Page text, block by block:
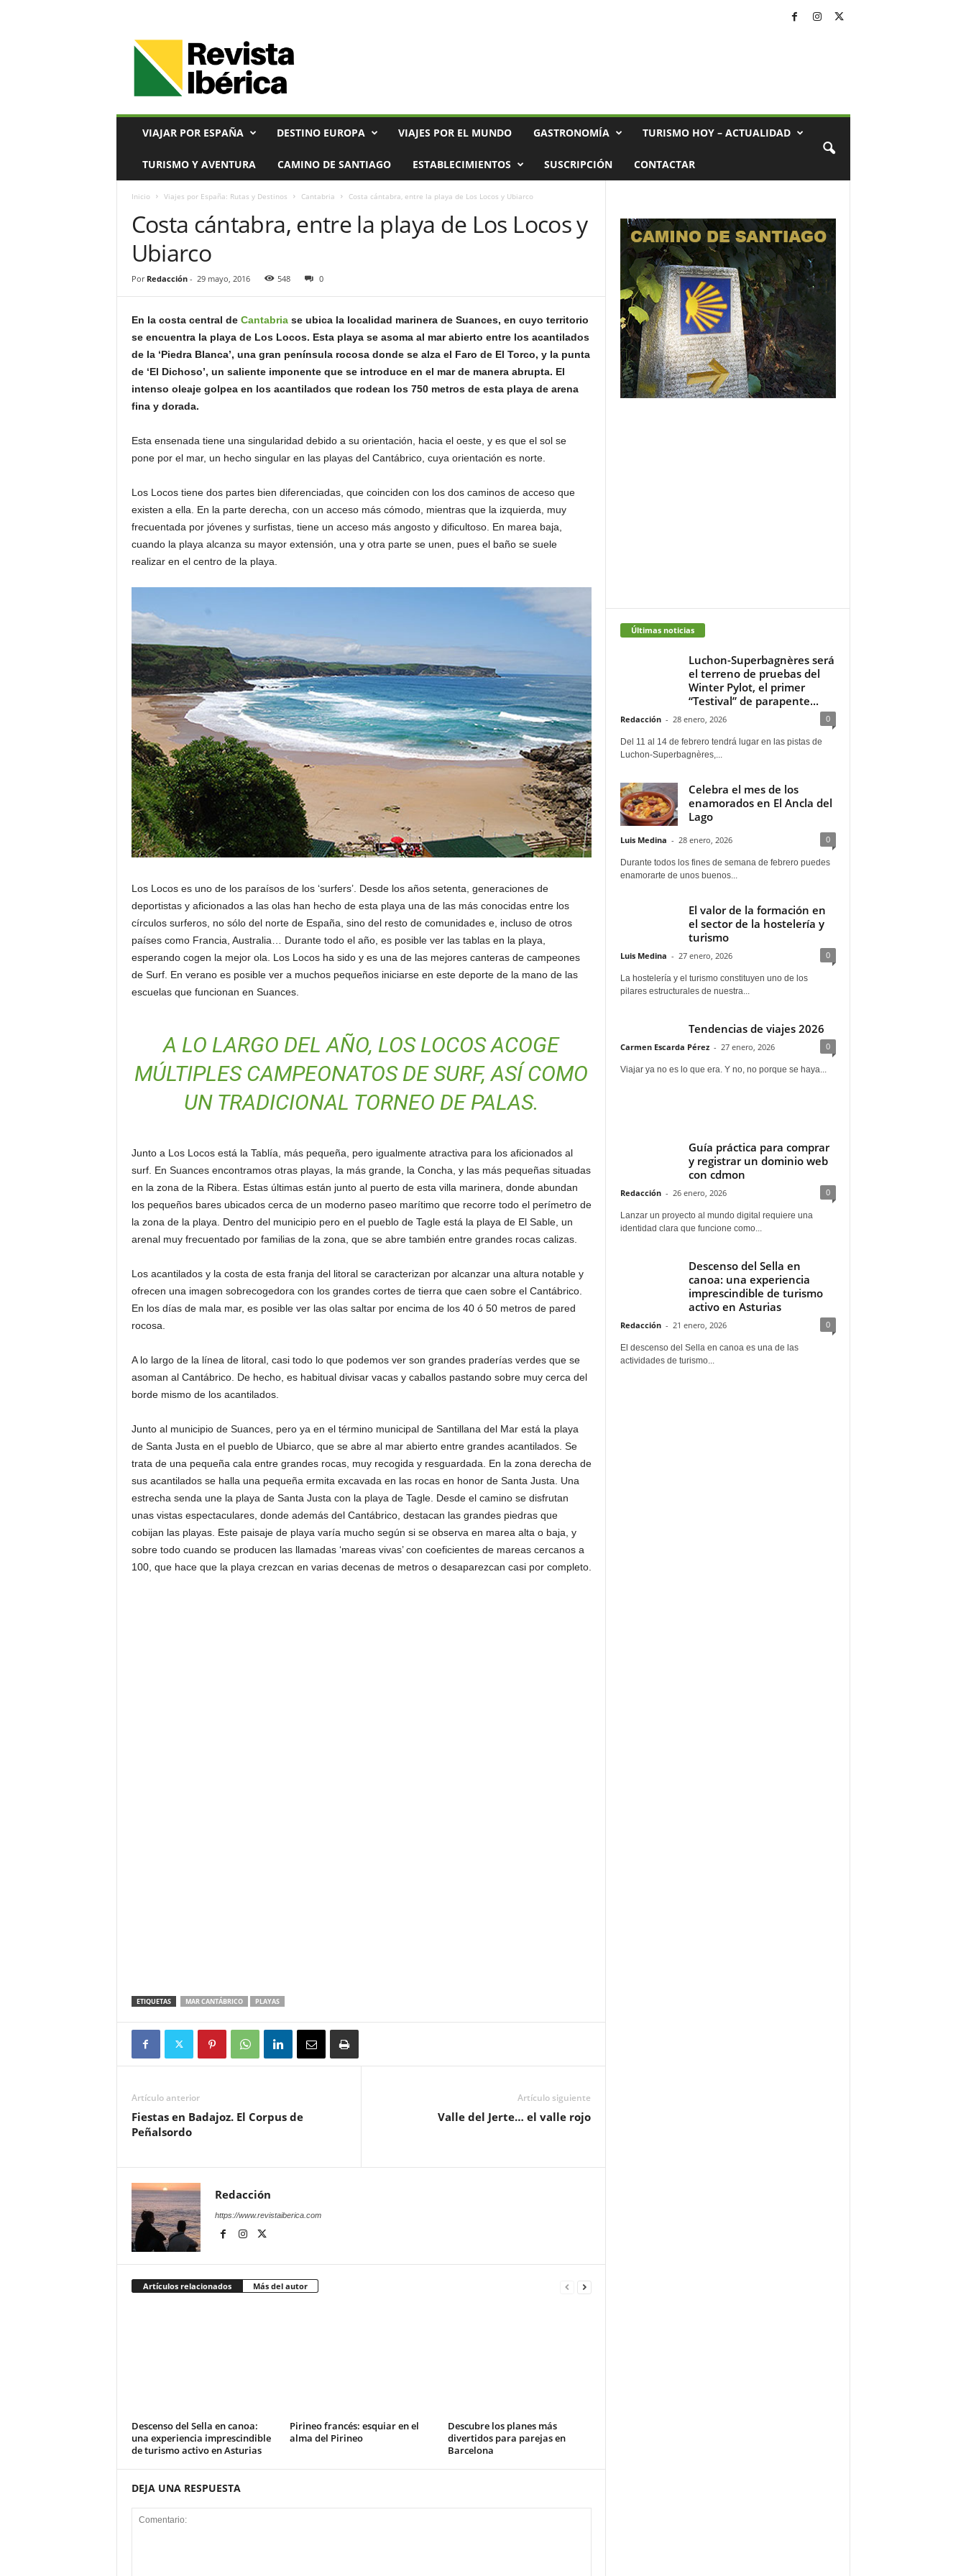
VIAJAR POR ESPAÑA DESTINO EUROPA VIAJES POR EL MUNDO GASTRONOMÍA TURISMO HOY – ACTUALIDAD
TURISMO Y AVENTURA CAMINO DE SANTIAGO ESTABLECIMIENTOS SUSCRIPCIÓN CONTACTAR
Inicio Viajes por España: Rutas y Destinos Cantabria Costa cántabra, entre la playa de Los Locos y Ubiarco
Costa cántabra, entre la playa de Los Locos y
Ubiarco
Por Redacción- 29 mayo, 2016 548 0
En la costa central de Cantabriase ubica la localidad marinera de Suances, en cuyo territorio
se encuentra la playa de Los Locos. Esta playa se asoma al mar abierto entre los acantilados
de la ‘Piedra Blanca’, una gran península rocosa donde se alza el Faro de El Torco, y la punta
de ‘El Dichoso’, un saliente imponente que se introduce en el mar de manera abrupta. El
intenso oleaje golpea en los acantilados que rodean los 750 metros de esta playa de arena
fina y dorada.
Esta ensenada tiene una singularidad debido a su orientación, hacia el oeste, y es que el sol se
pone por el mar, un hecho singular en las playas del Cantábrico, cuya orientación es norte.
Los Locos tiene dos partes bien diferenciadas, que coinciden con los dos caminos de acceso que
existen a ella. En la parte derecha, con un acceso más cómodo, mientras que la izquierda, muy
frecuentada por jóvenes y surfistas, tiene un acceso más angosto y dificultoso. En marea baja,
cuando la playa alcanza su mayor extensión, una y otra parte se unen, pues el baño se suele
realizar en el centro de la playa.
Los Locos es uno de los paraísos de los ‘surfers’. Desde los años setenta, generaciones de
deportistas y aficionados a las olas han hecho de esta playa una de las más conocidas entre los
círculos surferos, no sólo del norte de España, sino del resto de comunidades e, incluso de otros
países como Francia, Australia… Durante todo el año, es posible ver las tablas en la playa,
esperando cogen la mejor ola. Los Locos ha sido y es una de las mejores canteras de campeones
de Surf. En verano es posible ver a muchos pequeños iniciarse en este deporte de la mano de las
escuelas que funcionan en Suances.
A LO LARGO DEL AÑO, LOS LOCOS ACOGE
MÚLTIPLES CAMPEONATOS DE SURF, ASÍ COMO
UN TRADICIONAL TORNEO DE PALAS.
Junto a Los Locos está la Tablía, más pequeña, pero igualmente atractiva para los aficionados al
surf. En Suances encontramos otras playas, la más grande, la Concha, y las más pequeñas situadas
en la zona de la Ribera. Estas últimas están junto al puerto de esta villa marinera, donde abundan
los pequeños bares ubicados cerca de un moderno paseo marítimo que recorre todo el perímetro de
la zona de la playa. Dentro del municipio pero en el pueblo de Tagle está la playa de El Sable, un
arenal muy frecuentado por familias de la zona, que se abre también entre grandes rocas calizas.
Los acantilados y la costa de esta franja del litoral se caracterizan por alcanzar una altura notable y
ofrecen una imagen sobrecogedora con los grandes cortes de tierra que caen sobre el Cantábrico.
En los días de mala mar, es posible ver las olas saltar por encima de los 40 ó 50 metros de pared
rocosa.
A lo largo de la línea de litoral, casi todo lo que podemos ver son grandes praderías verdes que se
asoman al Cantábrico. De hecho, es habitual divisar vacas y caballos pastando sobre muy cerca del
borde mismo de los acantilados.
Junto al municipio de Suances, pero ya en el término municipal de Santillana del Mar está la playa
de Santa Justa en el pueblo de Ubiarco, que se abre al mar abierto entre grandes acantilados. Se
trata de una pequeña cala entre grandes rocas, muy recogida y resguardada. En la zona derecha de
sus acantilados se halla una pequeña ermita excavada en las rocas en honor de Santa Justa. Una
estrecha senda une la playa de Santa Justa con la playa de Tagle. Desde el camino se disfrutan
unas vistas espectaculares, donde además del Cantábrico, destacan las grandes piedras que
cobijan las playas. Este paisaje de playa varía mucho según si se observa en marea alta o baja, y
sobre todo cuando se producen las llamadas ‘mareas vivas’ con coeficientes de mareas cercanos a
100, que hace que la playa crezcan en varias decenas de metros o desaparezcan casi por completo.
ETIQUETAS MAR CANTÁBRICO PLAYAS
Artículo anterior
Fiestas en Badajoz. El Corpus de
Peñalsordo
Artículo siguiente
Valle del Jerte… el valle rojo
Redacción
https://www.revistaiberica.com
Artículos relacionados Más del autor
Descenso del Sella en canoa:
una experiencia imprescindible
de turismo activo en Asturias
Pirineo francés: esquiar en el
alma del Pirineo
Descubre los planes más
divertidos para parejas en
Barcelona
DEJA UNA RESPUESTA
Últimas noticias
Luchon-Superbagnères será
el terreno de pruebas del
Winter Pylot, el primer
“Testival” de parapente...
Redacción - 28 enero, 2026 0
Del 11 al 14 de febrero tendrá lugar en las pistas de
Luchon-Superbagnères,...
Celebra el mes de los
enamorados en El Ancla del
Lago
Luis Medina - 28 enero, 2026 0
Durante todos los fines de semana de febrero puedes
enamorarte de unos buenos...
El valor de la formación en
el sector de la hostelería y
turismo
Luis Medina - 27 enero, 2026 0
La hostelería y el turismo constituyen uno de los
pilares estructurales de nuestra...
Tendencias de viajes 2026
Carmen Escarda Pérez - 27 enero, 2026 0
Viajar ya no es lo que era. Y no, no porque se haya...
Guía práctica para comprar
y registrar un dominio web
con cdmon
Redacción - 26 enero, 2026 0
Lanzar un proyecto al mundo digital requiere una
identidad clara que funcione como...
Descenso del Sella en
canoa: una experiencia
imprescindible de turismo
activo en Asturias
Redacción - 21 enero, 2026 0
El descenso del Sella en canoa es una de las
actividades de turismo...